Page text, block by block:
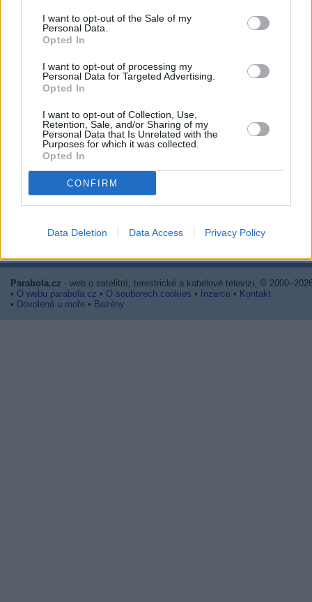
I want to opt-out of the Sale of my
Personal Data.
Opted In
I want to opt-out of processing my
Personal Data for Targeted Advertising.
Opted In
I want to opt-out of Collection, Use,
Retention, Sale, and/or Sharing of my
Personal Data that Is Unrelated with the
Purposes for which it was collected.
Opted In
CONFIRM
Data Deletion Data Access Privacy Policy
týdenní zálohy na mzdu 2.000 Kč (Jihlava, okres Jihlava)
06.08.2026 -Bosch Powertrain s.r.o. Jihlava • práce ve skladu • mzda
48.400 Kč • náborový bonus 50.000 Kč • ubytování (Jihlava, okres
vysílacím týdnu
naladění na Skylinku
Parabola.cz - web o satelitní, terestrické a kabelové televizi, ©
• O webu parabola.cz • O souborech cookies • Inzerce • Kontakt
• Dovolená u moře • Bazény